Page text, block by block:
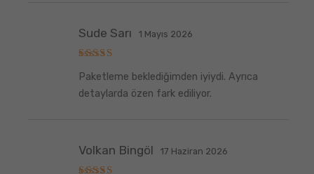
üzerinden
5
oy aldı
Sude Sarı 1 Mayıs 2026
Paketleme beklediğimden iyiydi. Ayrıca
detaylarda özen fark ediliyor.
Volkan Bingöl 17 Haziran 2026